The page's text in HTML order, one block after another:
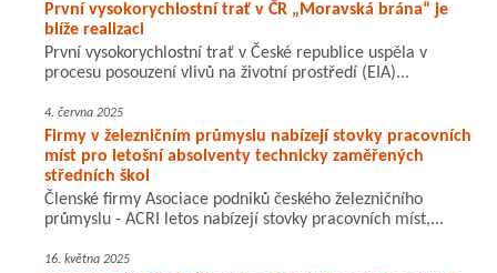
První vysokorychlostní trať v ČR „Moravská brána“ je
blíže realizaci
První vysokorychlostní trať v České republice uspěla v
procesu posouzení vlivů na životní prostředí (EIA)...
4. června 2025
Firmy v železničním průmyslu nabízejí stovky pracovních
míst pro letošní absolventy technicky zaměřených
středních škol
Členské firmy Asociace podniků českého železničního
průmyslu - ACRI letos nabízejí stovky pracovních míst,...
16. května 2025